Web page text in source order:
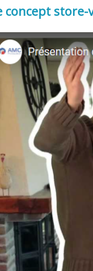
concept store-